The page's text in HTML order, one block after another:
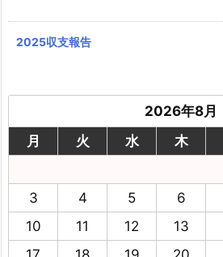
2025収支報告
2026年8月
月
火 水 木
3
4 5 6
10
11 12 13